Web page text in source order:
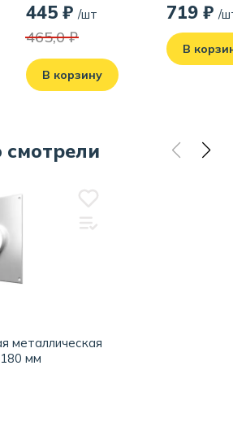
445 ₽ /шт
465,0 ₽
В корзину
719 ₽ /
В
металлическая
мм